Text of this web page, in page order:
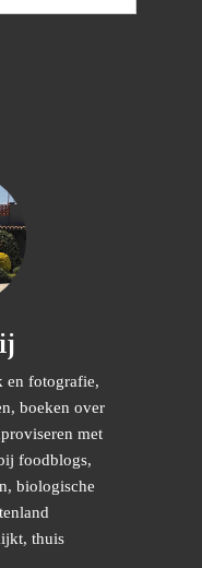
en fotografie,
boeken over
met
foodblogs,
biologische
thuis